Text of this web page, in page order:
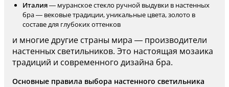
Италия— муранское стекло ручной выдувки в настенных
бра — вековые традиции, уникальные цвета, золото в
составе для глубоких оттенков
и многие другие страны мира — производители
настенных светильников. Это настоящая мозаика
традиций и современного дизайна бра.
Основные правила выбора настенного светильника